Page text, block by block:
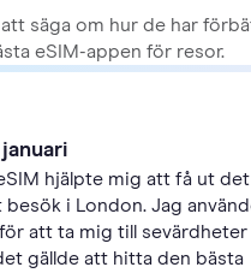
säga om hur de har
eSIM-appen för resor.
hjälpte mig att få ut det
besök i London. Jag
att ta mig till sevärdheter
gällde att hitta den bästa